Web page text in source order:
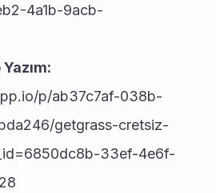
4a1b-9acb-
p/ab37c7af-038b-
getgrass-cretsiz-
33ef-4e6f-